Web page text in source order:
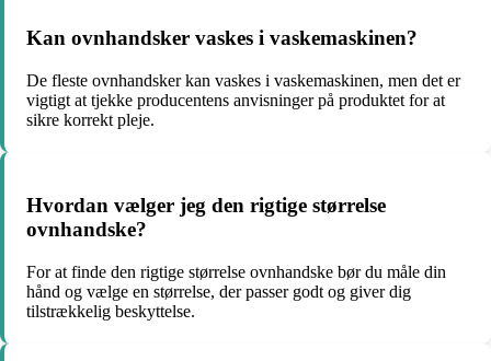
Kan ovnhandsker vaskes i vaskemaskinen?
De fleste ovnhandsker kan vaskes i vaskemaskinen, men det er
vigtigt at tjekke producentens anvisninger på produktet for at
sikre korrekt pleje.
Hvordan vælger jeg den rigtige størrelse
ovnhandske?
For at finde den rigtige størrelse ovnhandske bør du måle din
hånd og vælge en størrelse, der passer godt og giver dig
tilstrækkelig beskyttelse.